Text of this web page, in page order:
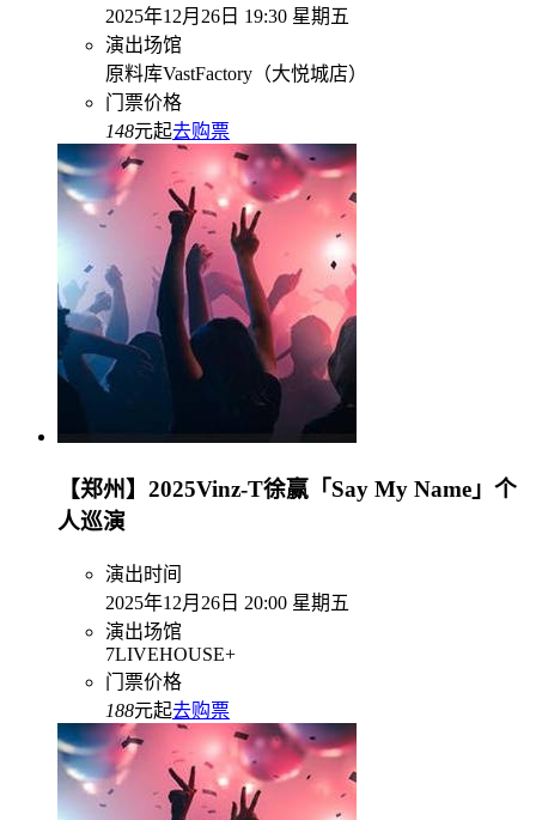
2025年12月26日 19:30 星期五
演出场馆
原料库VastFactory（大悦城店）
门票价格
148元起去购票
【郑州】2025Vinz-T徐赢「Say My Name」个
人巡演
演出时间
2025年12月26日 20:00 星期五
演出场馆
7LIVEHOUSE+
门票价格
188元起去购票